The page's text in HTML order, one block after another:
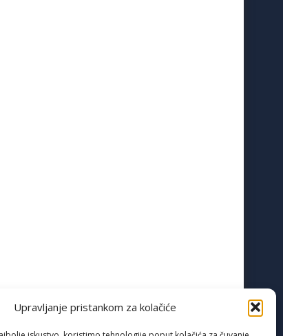
Upravljanje pristankom za kolačiće